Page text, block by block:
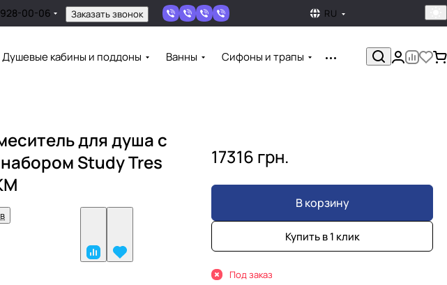
00-06 Заказать звонок RU
Душевые кабины и поддоны Ванны Сифоны и трапы
для душа с
Study Tres
17316 грн.
В корзину
Купить в 1 клик
Под заказ